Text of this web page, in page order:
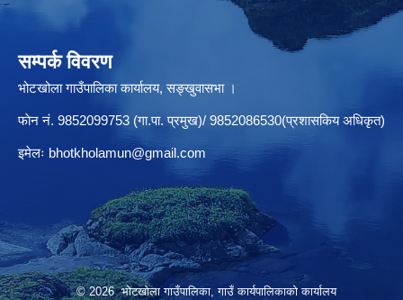
सम्पर्क विवरण
भोटखोला गाउँपालिका कार्यालय, सङ्खुवासभा ।
फाेन नं. 9852099753 (गा.पा. प्रमुख)/ 9852086530(प्रशासकिय अधिकृत)
इमेलः bhotkholamun@gmail.com
© 2026 भोटखोला गाउँपालिका, गाउँ कार्यपालिकाको कार्यालय